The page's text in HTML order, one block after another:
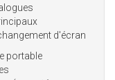
d'écran
portable